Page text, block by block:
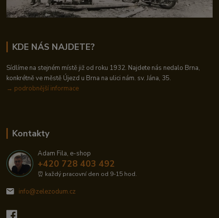
KDE NÁS NAJDETE?
Sídlíme na stejném místě již od roku 1932. Najdete nás nedalo Brna,
konkrétně ve městě Újezd u Brna na ulici nám. sv. Jána, 35.
→ podrobnější informace
Kontakty
Adam Fila, e-shop
+420 728 403 492
⏰ každý pracovní den od 9-15 hod.
info@zelezodum.cz